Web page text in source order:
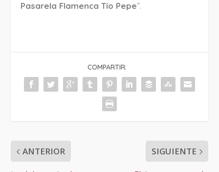
Pasarela Flamenca Tío Pepe”.
COMPARTIR:
ANTERIOR SIGUIENTE